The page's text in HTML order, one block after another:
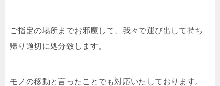
ご指定の場所までお邪魔して、我々で運び出して持ち
帰り適切に処分致します。
モノの移動と言ったことでも対応いたしております。